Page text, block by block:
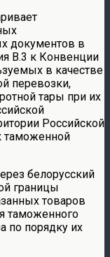
документов в
B.3 к Конвенции
в качестве
перевозки,
тары при их
Российской
таможенной
белорусский
границы
товаров
таможенного
по порядку их